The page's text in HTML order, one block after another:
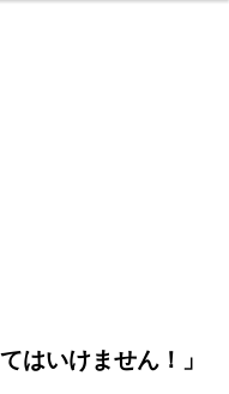
はいけません！」